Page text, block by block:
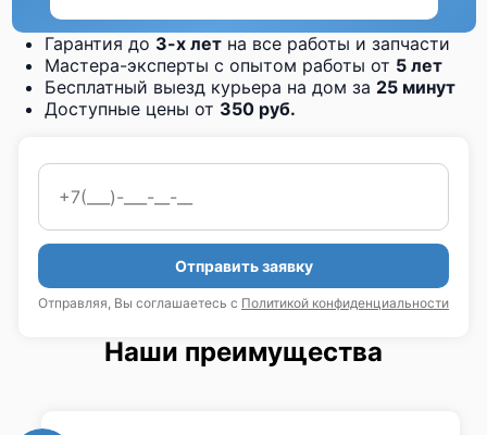
Гарантия до 3-х лет на все работы и запчасти
Мастера-эксперты с опытом работы от 5 лет
Бесплатный выезд курьера на дом за 25 минут
Доступные цены от 350 руб.
Отправить заявку
Отправляя, Вы соглашаетесь с Политикой конфиденциальности
Наши преимущества